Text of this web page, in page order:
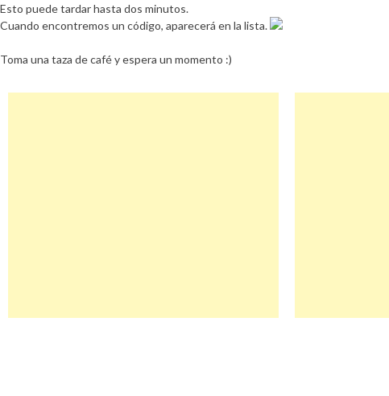
Esto puede tardar hasta dos minutos.
Cuando encontremos un código, aparecerá en la lista.
Toma una taza de café y espera un momento :)